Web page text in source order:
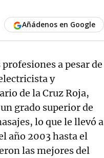
Añádenos en Google
a pesar de
y
de la Cruz Roja,
grado superior de
lo que le llevó a
año 2003 hasta el
las mejores del